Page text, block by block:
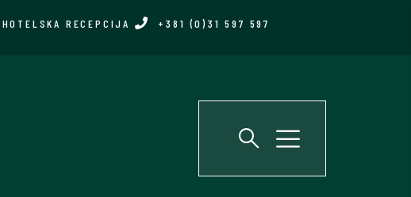
HOTELSKA RECEPCIJA +381 (0)31 597 597